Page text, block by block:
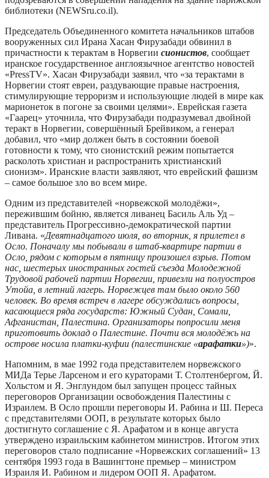
библиотеки (NEWSru.co.il).
Председатель Объединенного комитета начальников штабов
вооруженных сил Ирана Хасан Фирузабади обвинил в
причастности к терактам в Норвегии сионистов, сообщает
иранское государственное англоязычное агентство новостей
«PressTV». Хасан Фирузабади заявил, что «за терактами в
Норвегии стоят евреи, раздувающие правые настроения,
стимулирующие терроризм и использующие людей в мире как
марионеток в погоне за своими целями». Еврейская газета
«Гаарец» уточнила, что Фирузабади подразумевал двойной
теракт в Норвегии, совершённый Брейвиком, а генерал
добавил, что «мир должен быть в состоянии боевой
готовности к тому, что сионистский режим попытается
расколоть христиан и распространить христианский
сионизм». Иранские власти заявляют, что еврейский фашизм
– самое большое зло во всем мире.
Одним из представителей «норвежской молодёжи»,
пережившим бойню, является ливанец Басиль Аль Уд –
представитель Прогрессивно-демократической партии
Ливана. «Девятнадцатого июля, во вторник, я прилетел в
Осло. Поначалу мы побывали в штаб-квартире партии в
Осло, рядом с которым в пятницу произошел взрыв. Потом
нас, шестерых иностранных гостей съезда Молодежной
Трудовой рабочей партии Норвегии, привезли на полуостров
Утойа, в летний лагерь. Норвежцев там было около 560
человек. Во время встреч в лагере обсуждались вопросы,
касающиеся ряда государств: Южный Судан, Сомали,
Афганистан, Палестина. Организаторы попросили меня
приготовить доклад о Палестине. Почти вся молодёжь на
острове носила платки-куфии (палестинские «арафатки»)».
Напомним, в мае 1992 года представителем норвежского
МИДа Терье Ларсеном и его кураторами Т. Столтенбергом, Й.
Хольстом и Я. Энглундом был запущен процесс тайных
переговоров Организации освобождения Палестины с
Израилем. В Осло прошли переговоры И. Рабина и Ш. Переса
с представителями ООП, в результате которых было
достигнуто соглашение с Я. Арафатом и в конце августа
утверждено израильским кабинетом министров. Итогом этих
переговоров стало подписание «Норвежских соглашений» 13
сентября 1993 года в Вашингтоне премьер – министром
Израиля И. Рабином и лидером ООП Я. Арафатом.